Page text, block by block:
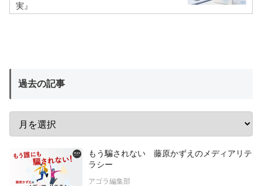
実』
過去の記事
もう騙されない 藤原かずえのメディアリテ
ラシー
アゴラ編集部